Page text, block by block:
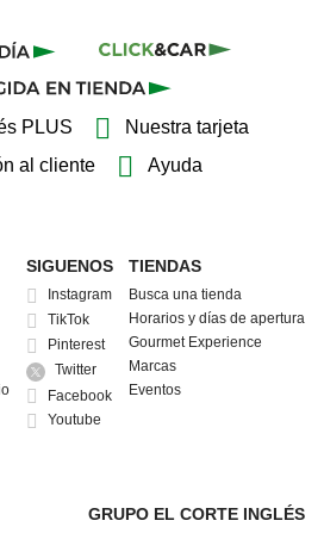
PLUS
Nuestra tarjeta
al cliente
Ayuda
SIGUENOS
Instagram
TikTok
Pinterest
Twitter
Facebook
Youtube
TIENDAS
Busca una tienda
Horarios y días de apertura
Gourmet Experience
Marcas
Eventos
GRUPO EL CORTE INGLÉS